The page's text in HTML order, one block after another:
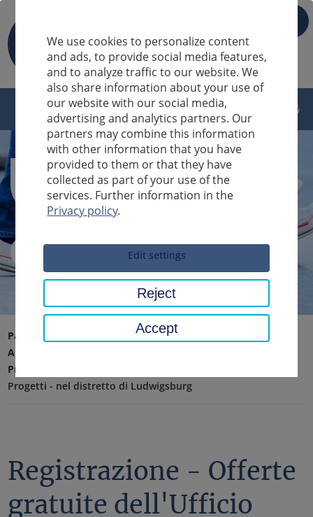
Sucheingabe
Pagina iniziale
Ambiente, tecnologia, protezione del clima
Protezione del clima e mobilità
Progetti - nel distretto di Ludwigsburg
Registrazione - Offerte
gratuite dell'Ufficio
We use cookies to personalize content
and ads, to provide social media features,
and to analyze traffic to our website. We
also share information about your use of
our website with our social media,
advertising and analytics partners. Our
partners may combine this information
with other information that you have
provided to them or that they have
collected as part of your use of the
services. Further information in the
Privacy policy.
Edit settings
Reject
Accept